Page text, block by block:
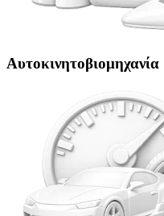
Αυτοκινητοβιομηχανία